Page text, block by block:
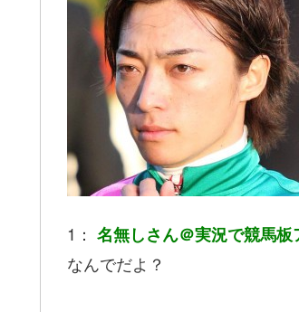
1： 名無しさん＠実況で競馬板
なんでだよ？